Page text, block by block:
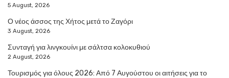
5 August, 2026
Ο νέος άσσος της Χήτος μετά το Ζαγόρι
3 August, 2026
Συνταγή για λινγκουίνι με σάλτσα κολοκυθιού
2 August, 2026
Τουρισμός για όλους 2026: Από 7 Αυγούστου οι αιτήσεις για το